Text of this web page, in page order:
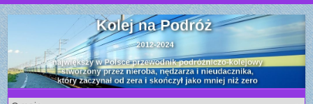
S
k
i
p
t
o